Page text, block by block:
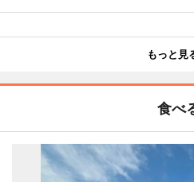
もっと見
食べ